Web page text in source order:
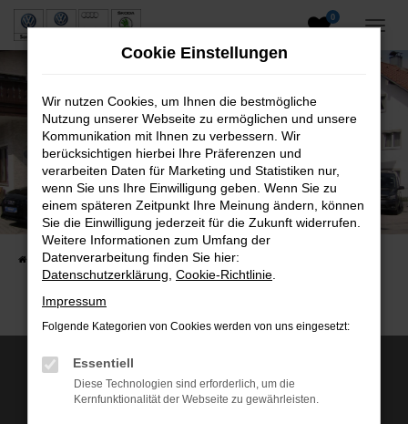
Zum
0
Neuwagen und Gebrauchtwagen
VW, VW Nutzfahrzeuge, Audi & Skoda
Startseite Fahrzeuge Fahrzeugsuche
Wir sind Servicepartner von:
Cookie Einstellungen
Wir nutzen Cookies, um Ihnen die bestmögliche
Nutzung unserer Webseite zu ermöglichen und unsere
Kommunikation mit Ihnen zu verbessern. Wir
berücksichtigen hierbei Ihre Präferenzen und
verarbeiten Daten für Marketing und Statistiken nur,
wenn Sie uns Ihre Einwilligung geben. Wenn Sie zu
einem späteren Zeitpunkt Ihre Meinung ändern, können
Sie die Einwilligung jederzeit für die Zukunft widerrufen.
Weitere Informationen zum Umfang der
Datenverarbeitung finden Sie hier:
Datenschutzerklärung Cookie-Richtlinie
Impressum
Folgende Kategorien von Cookies werden von uns eingesetzt:
Essentiell
Diese Technologien sind erforderlich, um die
Kernfunktionalität der Webseite zu gewährleisten.